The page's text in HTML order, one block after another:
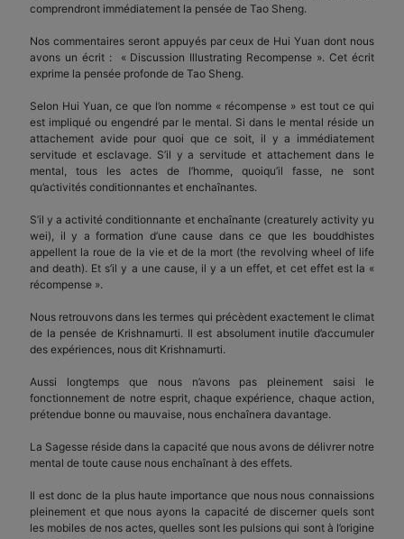
comprendront immédiatement la pensée de Tao Sheng.
Nos commentaires seront appuyés par ceux de Hui Yuan dont nous
avons un écrit : « Discussion Illustrating Recompense ». Cet écrit
exprime la pensée profonde de Tao Sheng.
Selon Hui Yuan, ce que l’on nomme « récompense » est tout ce qui
est impliqué ou engendré par le mental. Si dans le mental réside un
attachement avide pour quoi que ce soit, il y a immédiatement
servitude et esclavage. S’il y a servitude et attachement dans le
mental, tous les actes de l’homme, quoiqu’il fasse, ne sont
qu’activités conditionnantes et enchaînantes.
S’il y a activité conditionnante et enchaînante (creaturely activity yu
wei), il y a formation d’une cause dans ce que les bouddhistes
appellent la roue de la vie et de la mort (the revolving wheel of life
and death). Et s’il y a une cause, il y a un effet, et cet effet est la «
récompense ».
Nous retrouvons dans les termes qui précèdent exactement le climat
de la pensée de Krishnamurti. Il est absolument inutile d’accumuler
des expériences, nous dit Krishnamurti.
Aussi longtemps que nous n’avons pas pleinement saisi le
fonctionnement de notre esprit, chaque expérience, chaque action,
prétendue bonne ou mauvaise, nous enchaînera davantage.
La Sagesse réside dans la capacité que nous avons de délivrer notre
mental de toute cause nous enchaînant à des effets.
Il est donc de la plus haute importance que nous nous connaissions
pleinement et que nous ayons la capacité de discerner quels sont
les mobiles de nos actes, quelles sont les pulsions qui sont à l’origine